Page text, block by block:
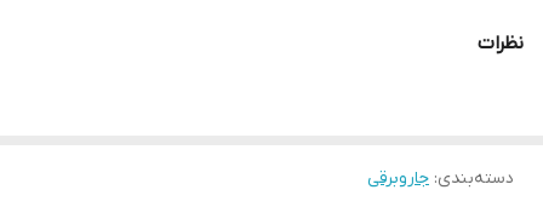
نظرات
دسته‌بندی: جاروبرقی